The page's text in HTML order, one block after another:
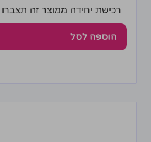
רכישת יחידה ממוצר זה תצברו 2 נקודות!
הוספה לסל